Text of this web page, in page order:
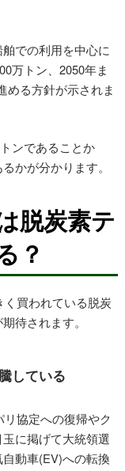
での利用を中心に
万トン、2050年ま
める方針が示されま
ンであることか
かが分かります。
脱炭素テ
？
く買われている脱炭
待されます。
している
協定への復帰やク
に掲げて大統領選
動車(EV)への転換